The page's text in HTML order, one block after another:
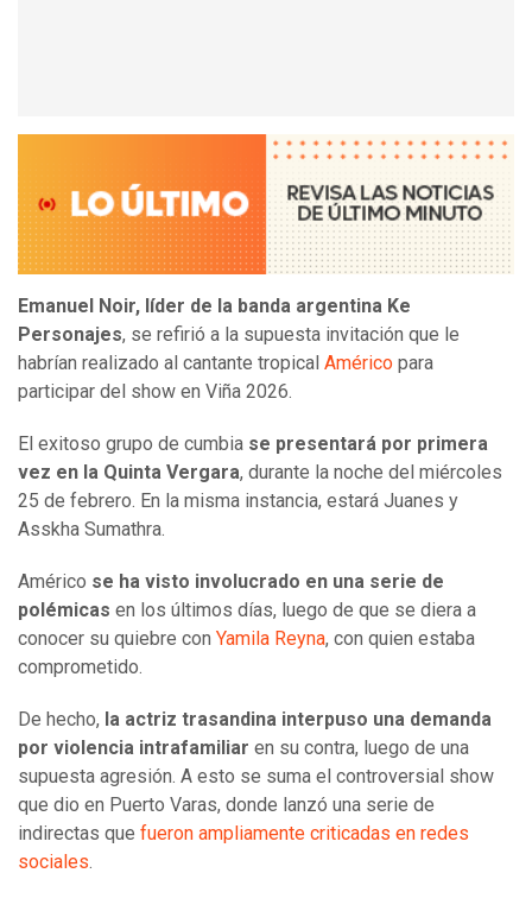
Emanuel Noir, líder de la banda argentina Ke
Personajes, se refirió a la supuesta invitación que le
habrían realizado al cantante tropical Américo para
participar del show en Viña 2026.
El exitoso grupo de cumbia se presentará por primera
vez en la Quinta Vergara, durante la noche del miércoles
25 de febrero. En la misma instancia, estará Juanes y
Asskha Sumathra.
Américo se ha visto involucrado en una serie de
polémicas en los últimos días, luego de que se diera a
conocer su quiebre con Yamila Reyna, con quien estaba
comprometido.
De hecho, la actriz trasandina interpuso una demanda
por violencia intrafamiliar en su contra, luego de una
supuesta agresión. A esto se suma el controversial show
que dio en Puerto Varas, donde lanzó una serie de
indirectas que fueron ampliamente criticadas en redes
sociales.